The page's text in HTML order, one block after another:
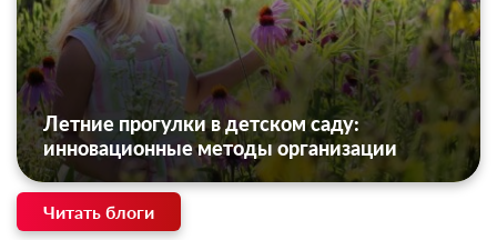
Летние прогулки в детском саду:
инновационные методы организации
Читать блоги